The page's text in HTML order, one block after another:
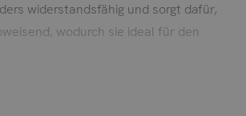
widerstandsfähig und sorgt dafür,
wodurch sie ideal für den
dass Ihre Bezüge immer frisch